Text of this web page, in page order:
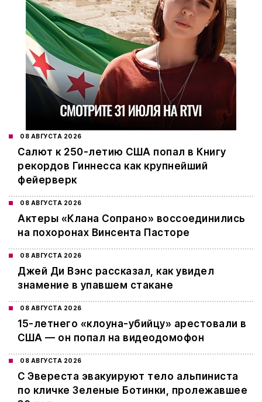
08 АВГУСТА 2026
Салют к 250-летию США попал в Книгу
рекордов Гиннесса как крупнейший
фейерверк
08 АВГУСТА 2026
Актеры «Клана Сопрано» воссоединились
на похоронах Винсента Пасторе
08 АВГУСТА 2026
Джей Ди Вэнс рассказал, как увидел
знамение в упавшем стакане
08 АВГУСТА 2026
15-летнего «клоуна-убийцу» арестовали в
США — он попал на видеодомофон
08 АВГУСТА 2026
С Эвереста эвакуируют тело альпиниста
по кличке Зеленые Ботинки, пролежавшее